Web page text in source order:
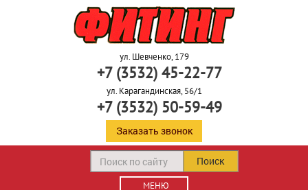
ул. Шевченко, 179
+7 (3532) 45-22-77
ул. Карагандинская, 56/1
+7 (3532) 50-59-49
Заказать звонок
МЕНЮ
Поиск